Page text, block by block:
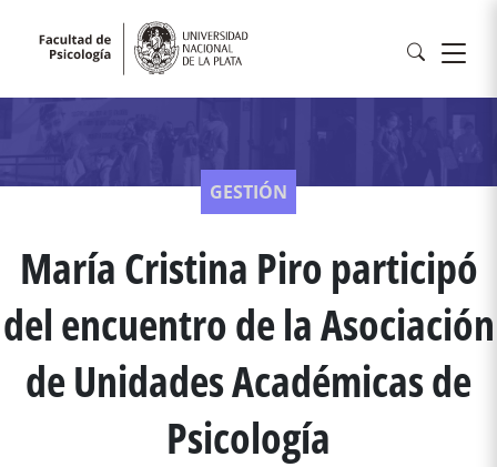
GESTIÓN
María Cristina Piro participó
del encuentro de la Asociación
de Unidades Académicas de
Psicología